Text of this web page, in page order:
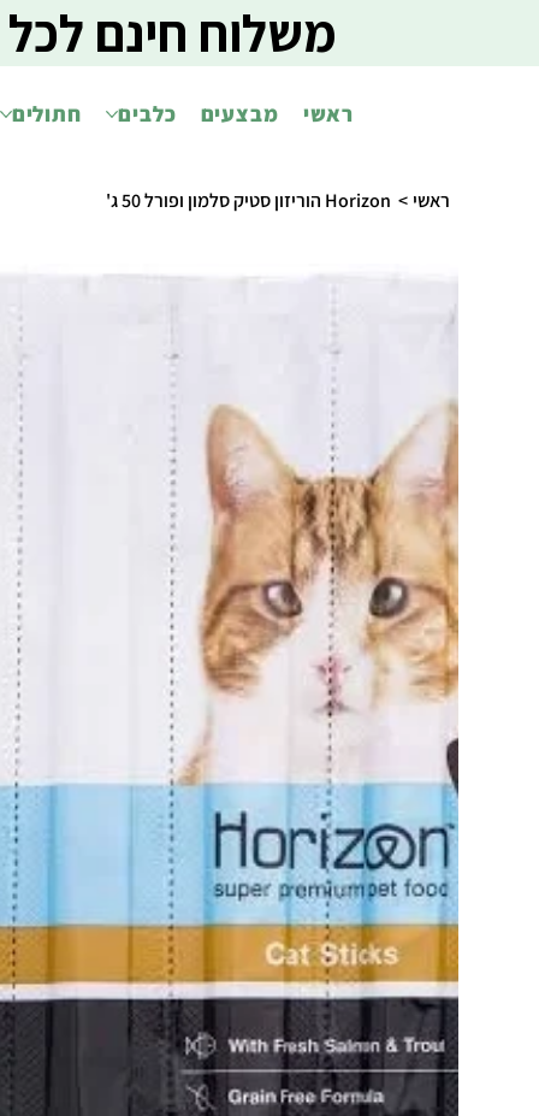
ראשי מבצעים כלבים חתולים
משלוח חינם
ראשי > Horizon הוריזון סטיק סלמון ופורל 50 ג'